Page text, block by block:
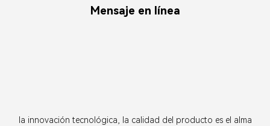
Mensaje en línea
la innovación tecnológica, la calidad del producto es el alma